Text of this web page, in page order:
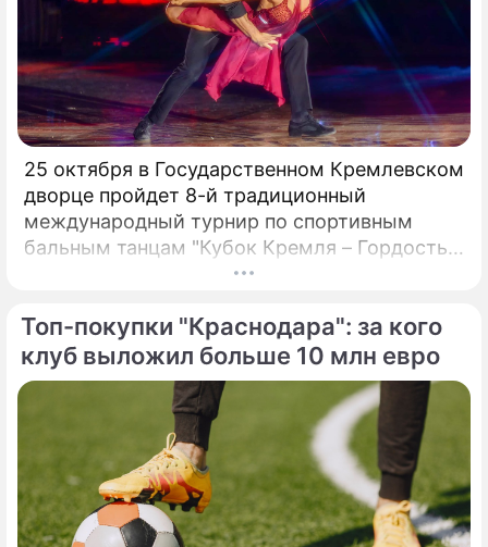
25 октября в Государственном Кремлевском
дворце пройдет 8-й традиционный
международный турнир по спортивным
бальным танцам "Кубок Кремля – Гордость
президент Российского Танцевального
Союза, заслуженный деятель искусств РФ,
народный артист России:«Наша страна
переживает сложный период жизни и
задача деятелей культуры, искусства и
спорта дать людям чувство уверенности и
оптимизма, сохранить в них веру в свою
страну, свою культуру и высоко нести
традиции поколений легенд спорта!»На этот
Топ-покупки "Краснодара": за кого
клуб выложил больше 10 млн евро